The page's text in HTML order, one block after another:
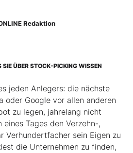
Redaktion
ÜBER STOCK-PICKING WISSEN
jeden Anlegers: die nächste
oder Google vor allen anderen
zu legen, jahrelang nicht
eines Tages den Verzehn-,
Verhundertfacher sein Eigen zu
die Unternehmen zu finden,